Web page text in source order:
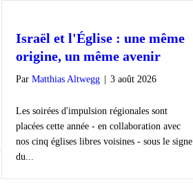
Israël et l'Église : une même
origine, un même avenir
Par Matthias Altwegg 3 août 2026
Les soirées d'impulsion régionales sont
placées cette année - en collaboration avec
nos cinq églises libres voisines - sous le signe
du...